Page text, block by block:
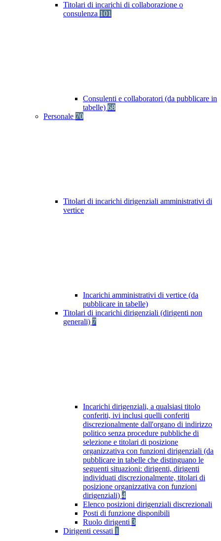
Titolari di incarichi di collaborazione o
consulenza 101
Consulenti e collaboratori (da pubblicare in
tabelle) 68
Personale 70
Titolari di incarichi dirigenziali amministrativi di
vertice
Incarichi amministrativi di vertice (da
pubblicare in tabelle)
Titolari di incarichi dirigenziali (dirigenti non
generali) 7
Incarichi dirigenziali, a qualsiasi titolo
conferiti, ivi inclusi quelli conferiti
discrezionalmente dall'organo di indirizzo
politico senza procedure pubbliche di
selezione e titolari di posizione
organizzativa con funzioni dirigenziali (da
pubblicare in tabelle che distinguano le
seguenti situazioni: dirigenti, dirigenti
individuati discrezionalmente, titolari di
posizione organizzativa con funzioni
dirigenziali) 4
Elenco posizioni dirigenziali discrezionali
Posti di funzione disponibili
Ruolo dirigenti 3
Dirigenti cessati 1